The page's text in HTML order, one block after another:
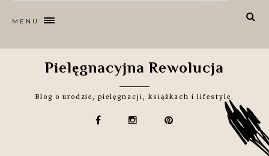
MENU
Pielęgnacyjna Rewolucja
Blog o urodzie, pielęgnacji, książkach i lifestyle.